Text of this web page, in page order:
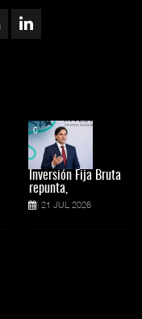
Inversión Fija Bruta
repunta,
21 JUL 2026